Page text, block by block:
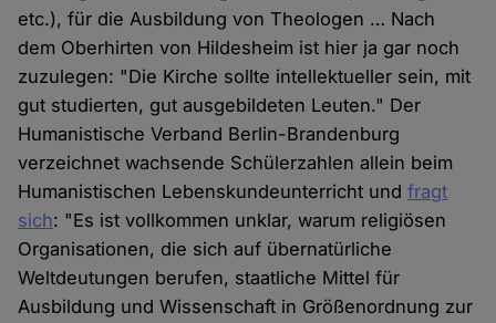
etc.), für die Ausbildung von Theologen … Nach
dem Oberhirten von Hildesheim ist hier ja gar noch
zuzulegen: "Die Kirche sollte intellektueller sein, mit
gut studierten, gut ausgebildeten Leuten." Der
Humanistische Verband Berlin-Brandenburg
verzeichnet wachsende Schülerzahlen allein beim
Humanistischen Lebenskundeunterricht undfragt
sich: "Es ist vollkommen unklar, warum religiösen
Organisationen, die sich auf übernatürliche
Weltdeutungen berufen, staatliche Mittel für
Ausbildung und Wissenschaft in Größenordnung zur